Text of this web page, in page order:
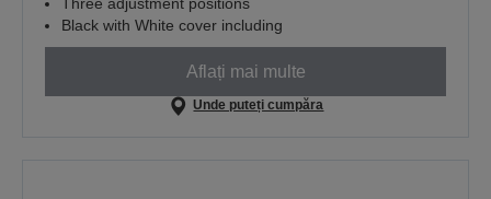
Three adjustment positions
Black with White cover including
Aflați mai multe
Unde puteți cumpăra